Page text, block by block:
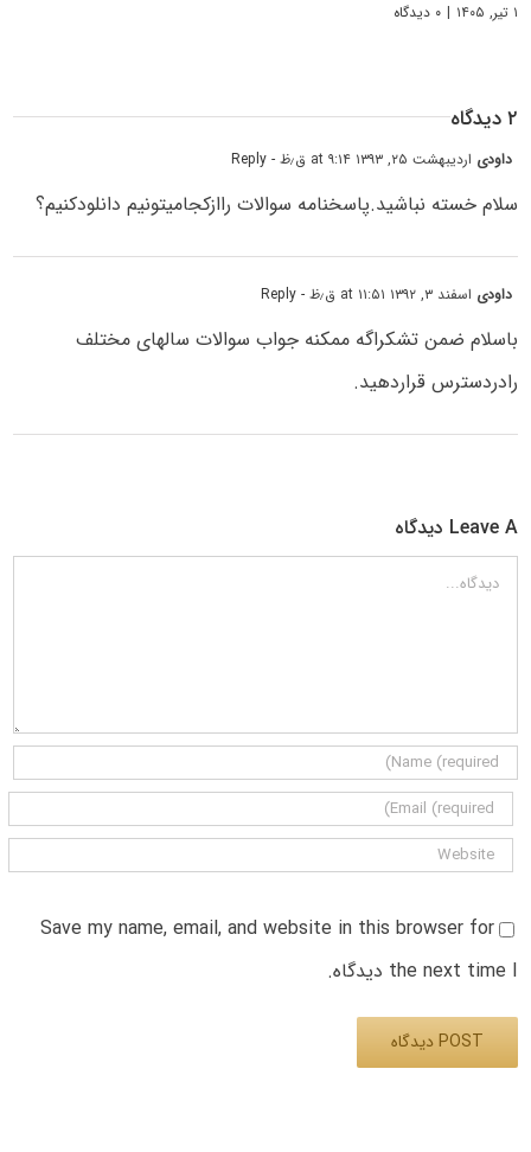
۱ تیر, ۱۴۰۵ | ۰ دیدگاه
۲ دیدگاه
داودی اردیبهشت ۲۵, ۱۳۹۳ at ۹:۱۴ ق٫ظ - Reply
سلام خسته نباشید.پاسخنامه سوالات راازکجامیتونیم دانلودکنیم؟
داودی اسفند ۳, ۱۳۹۲ at ۱۱:۵۱ ق٫ظ - Reply
باسلام ضمن تشکراگه ممکنه جواب سوالات سالهای مختلف
رادردسترس قراردهید.
Leave A دیدگاه
دیدگاه
Save my name, email, and website in this browser for
the next time I دیدگاه.